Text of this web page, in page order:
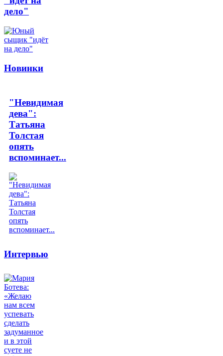
дело"
Новинки
"Невидимая
дева":
Татьяна
Толстая
опять
вспоминает...
Интервью